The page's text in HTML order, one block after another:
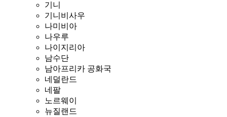
기니
기니비사우
나미비아
나우루
나이지리아
남수단
남아프리카 공화국
네덜란드
네팔
노르웨이
뉴질랜드